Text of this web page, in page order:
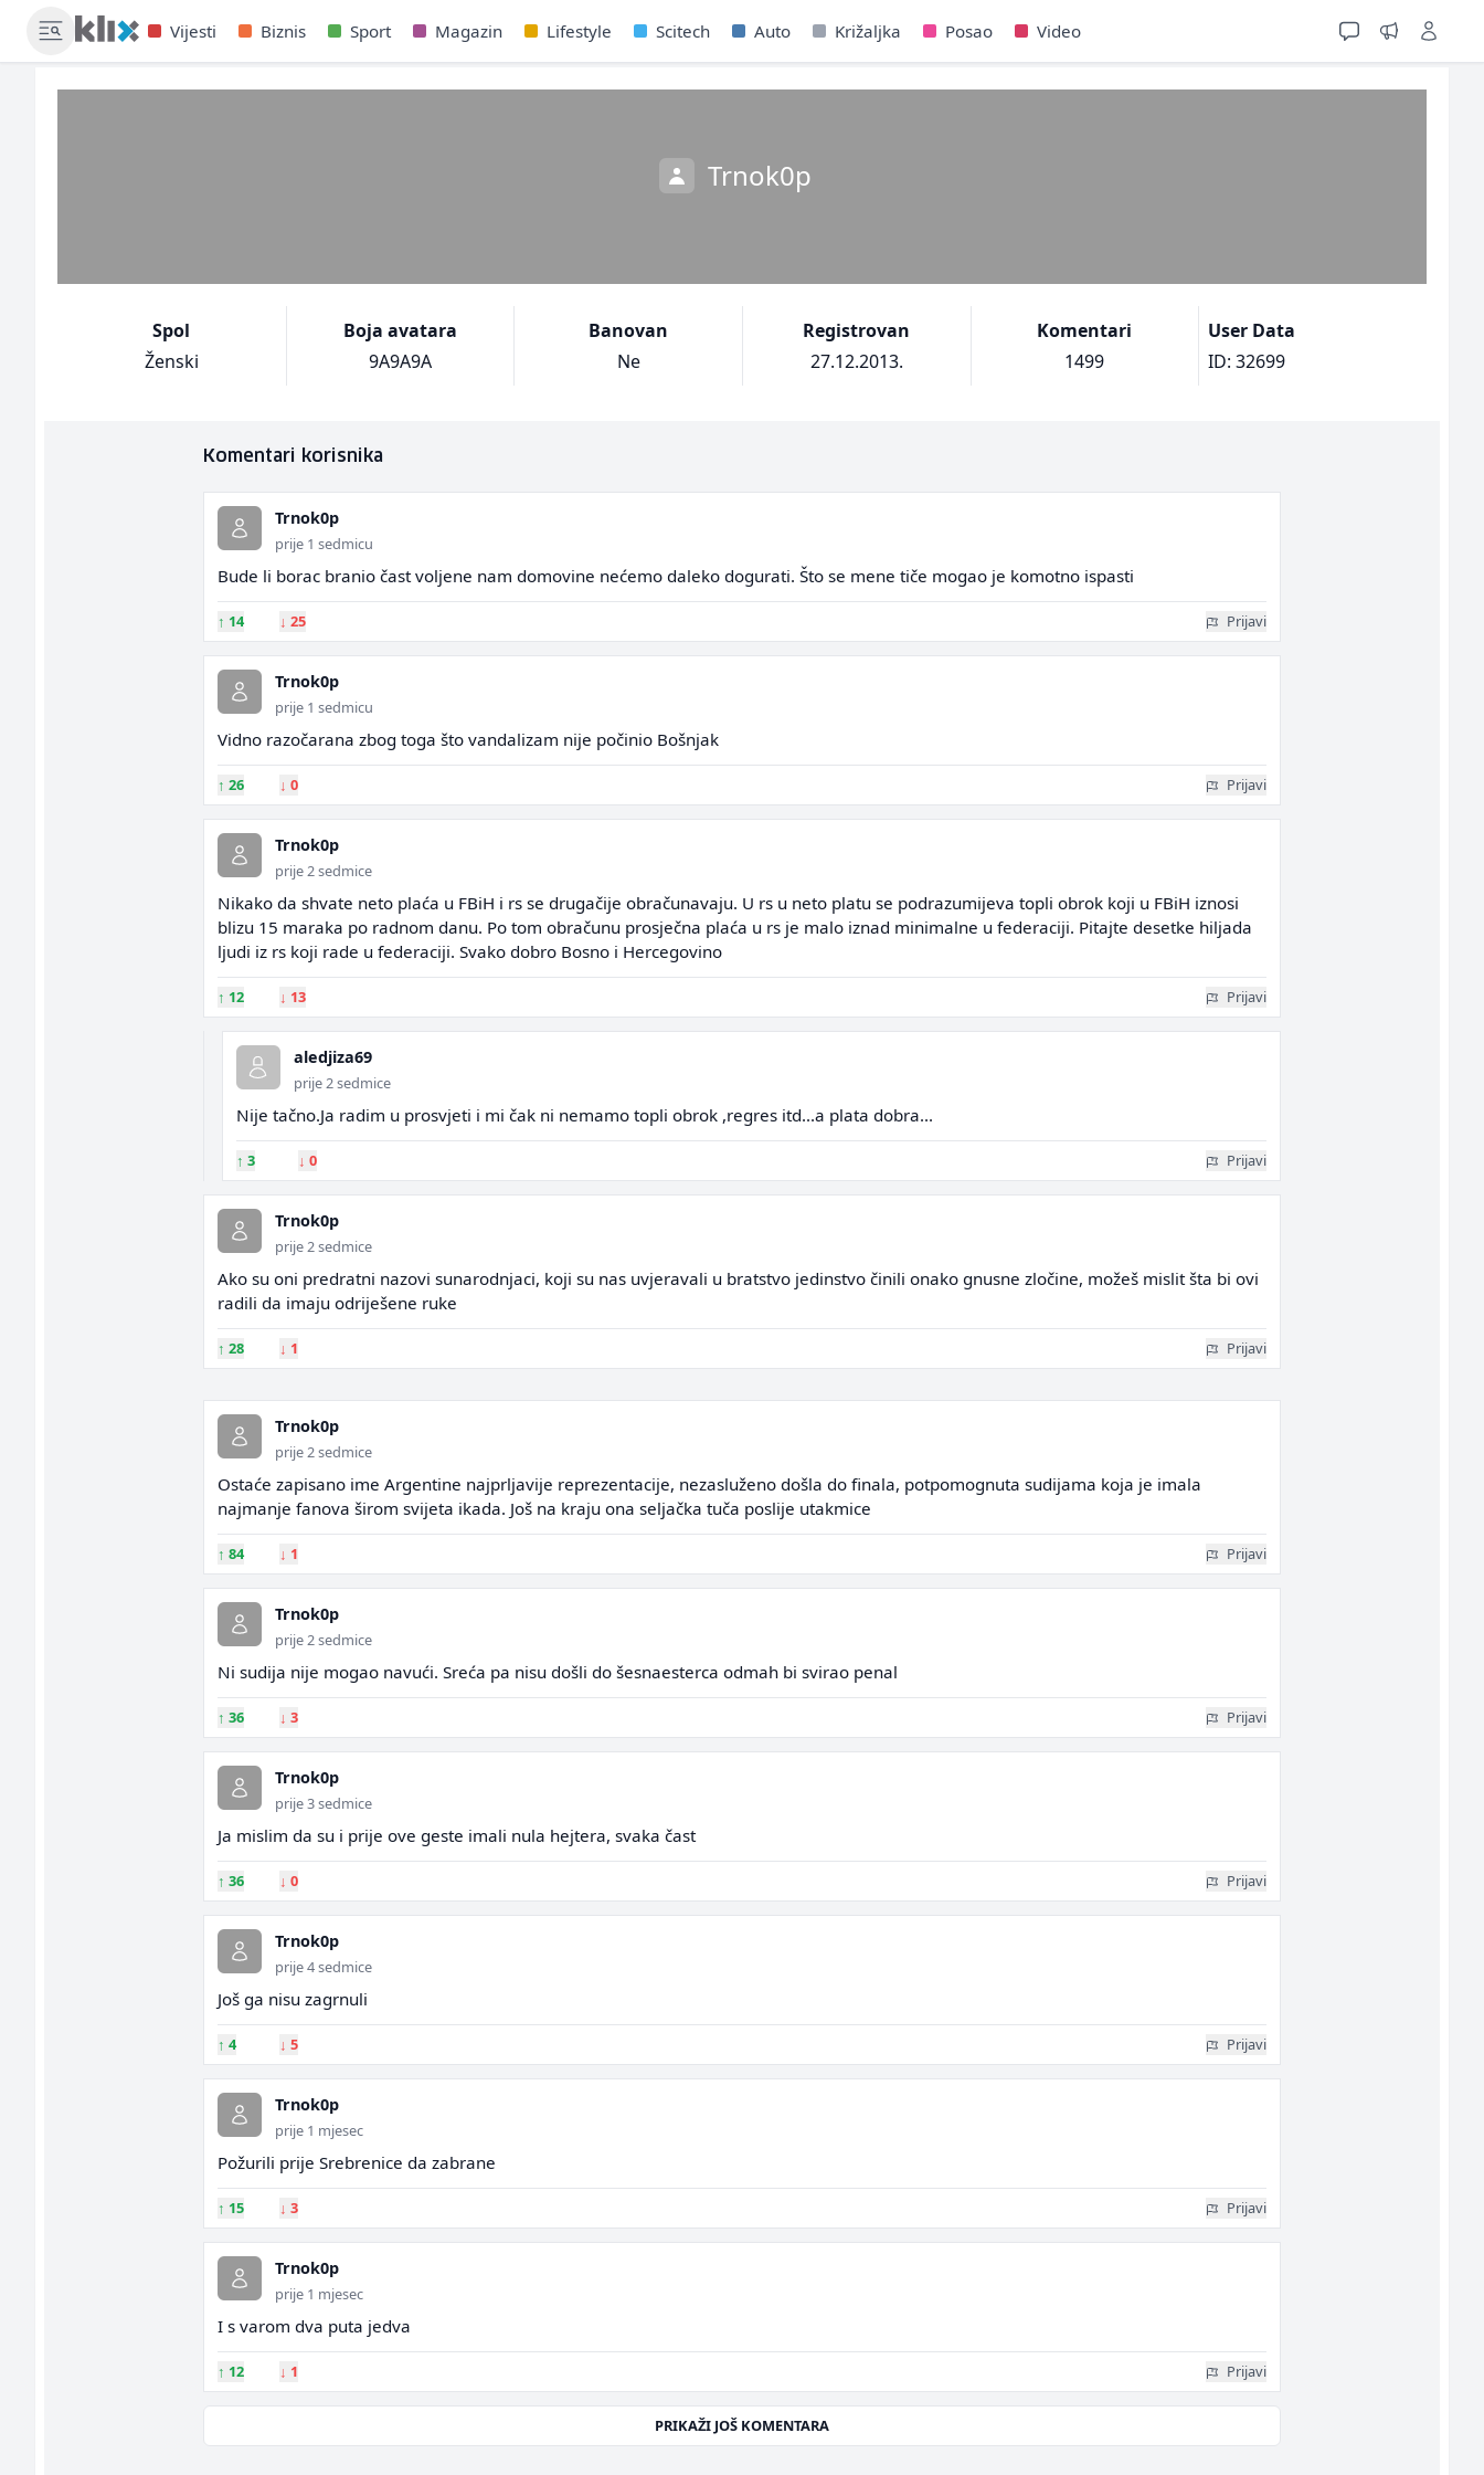
Vijesti Biznis Sport Magazin Lifestyle Scitech Auto Križaljka Posao Video
Trnok0p
Spol
Ženski
Boja avatara
9A9A9A
Banovan
Ne
Registrovan
27.12.2013.
Komentari
1499
User Data
ID: 32699
Komentari korisnika
Trnok0p
prije 1 sedmicu
Bude li borac branio čast voljene nam domovine nećemo daleko dogurati. Što se mene tiče mogao je komotno ispasti
↑ 14 ↓ 25 Prijavi
Trnok0p
prije 1 sedmicu
Vidno razočarana zbog toga što vandalizam nije počinio Bošnjak
↑ 26 ↓ 0 Prijavi
Trnok0p
prije 2 sedmice
Nikako da shvate neto plaća u FBiH i rs se drugačije obračunavaju. U rs u neto platu se podrazumijeva topli obrok koji u FBiH iznosi
blizu 15 maraka po radnom danu. Po tom obračunu prosječna plaća u rs je malo iznad minimalne u federaciji. Pitajte desetke hiljada
ljudi iz rs koji rade u federaciji. Svako dobro Bosno i Hercegovino
↑ 12 ↓ 13 Prijavi
aledjiza69
prije 2 sedmice
Nije tačno.Ja radim u prosvjeti i mi čak ni nemamo topli obrok ,regres itd...a plata dobra...
↑ 3 ↓ 0 Prijavi
Trnok0p
prije 2 sedmice
Ako su oni predratni nazovi sunarodnjaci, koji su nas uvjeravali u bratstvo jedinstvo činili onako gnusne zločine, možeš mislit šta bi ovi
radili da imaju odriješene ruke
↑ 28 ↓ 1 Prijavi
Trnok0p
prije 2 sedmice
Ostaće zapisano ime Argentine najprljavije reprezentacije, nezasluženo došla do finala, potpomognuta sudijama koja je imala
najmanje fanova širom svijeta ikada. Još na kraju ona seljačka tuča poslije utakmice
↑ 84 ↓ 1 Prijavi
Trnok0p
prije 2 sedmice
Ni sudija nije mogao navući. Sreća pa nisu došli do šesnaesterca odmah bi svirao penal
↑ 36 ↓ 3 Prijavi
Trnok0p
prije 3 sedmice
Ja mislim da su i prije ove geste imali nula hejtera, svaka čast
↑ 36 ↓ 0 Prijavi
Trnok0p
prije 4 sedmice
Još ga nisu zagrnuli
↑ 4 ↓ 5 Prijavi
Trnok0p
prije 1 mjesec
Požurili prije Srebrenice da zabrane
↑ 15 ↓ 3 Prijavi
Trnok0p
prije 1 mjesec
I s varom dva puta jedva
↑ 12 ↓ 1 Prijavi
PRIKAŽI JOŠ KOMENTARA